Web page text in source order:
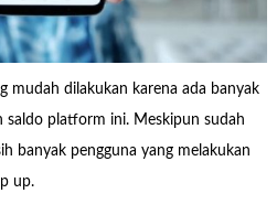
mudah dilakukan karena ada banyak
saldo platform ini. Meskipun sudah
banyak pengguna yang melakukan
up.